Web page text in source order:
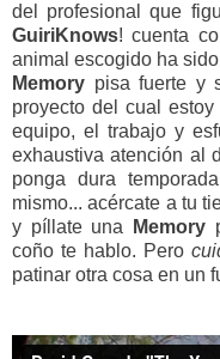
del profesional que
GuiriKnows! cuenta
animal escogido ha sido
Memory pisa fuerte y
proyecto del cual
equipo, el trabajo y
exhaustiva atención al
ponga dura
mismo... acércate a tu
y píllate una
Memory
coño te hablo. Pero
patinar otra cosa en un